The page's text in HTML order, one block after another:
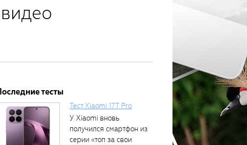
тесты
Тест Xiaomi 17T Pro
У Xiaomi вновь
получился смартфон из
серии «топ за свои